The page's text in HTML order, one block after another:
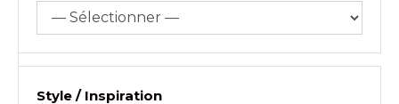
Style / Inspiration